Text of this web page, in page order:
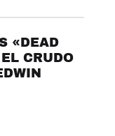
«DEAD
CRUDO